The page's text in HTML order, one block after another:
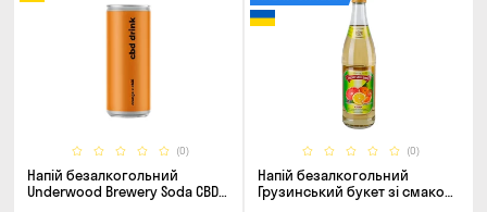
(0)
Напій безалкогольний
Underwood Brewery Soda CBD
(0)
Напій безалкогольний
Грузинський букет зі смаком